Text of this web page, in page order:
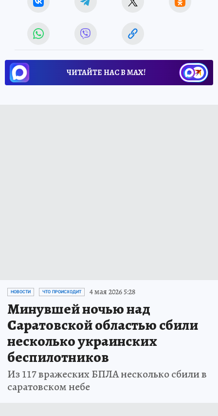
ЧИТАЙТЕ НАС В МАХ!
НОВОСТИ ЧТО ПРОИСХОДИТ 4 мая 2026 5:28
Минувшей ночью над
Саратовской областью сбили
несколько украинских
беспилотников
Из 117 вражеских БПЛА несколько сбили в
саратовском небе